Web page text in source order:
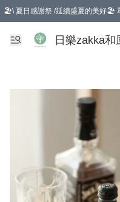
🏖️\ 夏日感謝祭 /延續盛夏的美好🏖️
選擇GoGoX住宅/工商地址配送，
日樂zakka和